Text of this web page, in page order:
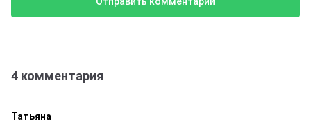
4 комментария
Татьяна